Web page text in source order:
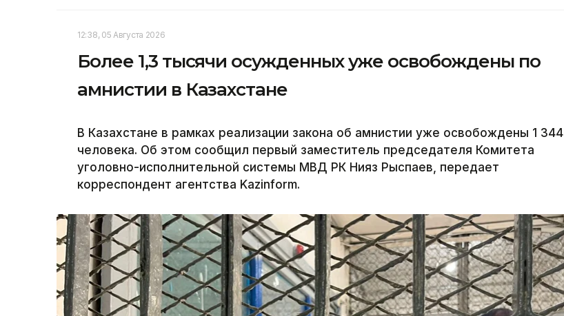
12:38, 05 Августа 2026
Более 1,3 тысячи осужденных уже освобождены по
амнистии в Казахстане
В Казахстане в рамках реализации закона об амнистии уже освобождены 1 344
человека. Об этом сообщил первый заместитель председателя Комитета
уголовно-исполнительной системы МВД РК Нияз Рыспаев, передает
корреспондент агентства Kazinform.